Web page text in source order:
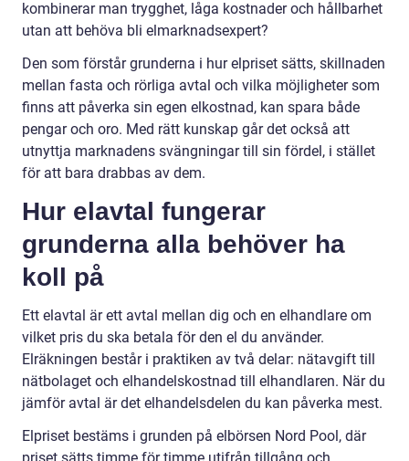
kombinerar man trygghet, låga kostnader och hållbarhet
utan att behöva bli elmarknadsexpert?
Den som förstår grunderna i hur elpriset sätts, skillnaden
mellan fasta och rörliga avtal och vilka möjligheter som
finns att påverka sin egen elkostnad, kan spara både
pengar och oro. Med rätt kunskap går det också att
utnyttja marknadens svängningar till sin fördel, i stället
för att bara drabbas av dem.
Hur elavtal fungerar
grunderna alla behöver ha
koll på
Ett elavtal är ett avtal mellan dig och en elhandlare om
vilket pris du ska betala för den el du använder.
Elräkningen består i praktiken av två delar: nätavgift till
nätbolaget och elhandelskostnad till elhandlaren. När du
jämför avtal är det elhandelsdelen du kan påverka mest.
Elpriset bestäms i grunden på elbörsen Nord Pool, där